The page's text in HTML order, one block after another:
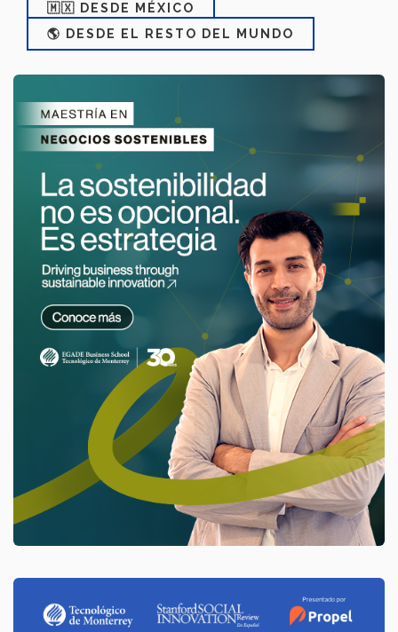
🇲🇽 DESDE MÉXICO
🌎 DESDE EL RESTO DEL MUNDO